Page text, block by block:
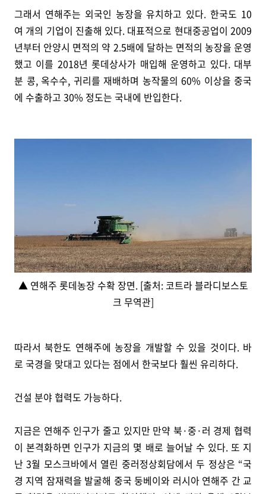
그래서 연해주는 외국인 농장을 유치하고 있다. 한국도 10
여 개의 기업이 진출해 있다. 대표적으로 현대중공업이 2009
년부터 안양시 면적의 약 2.5배에 달하는 면적의 농장을 운영
했고 이를 2018년 롯데상사가 매입해 운영하고 있다. 대부
분 콩, 옥수수, 귀리를 재배하며 농작물의 60% 이상을 중국
에 수출하고 30% 정도는 국내에 반입한다.
▲ 연해주 롯데농장 수확 장면. [출처: 코트라 블라디보스토
크 무역관]
따라서 북한도 연해주에 농장을 개발할 수 있을 것이다. 바
로 국경을 맞대고 있다는 점에서 한국보다 훨씬 유리하다.
건설 분야 협력도 가능하다.
지금은 연해주 인구가 줄고 있지만 만약 북·중·러 경제 협력
이 본격화하면 인구가 지금의 몇 배로 늘어날 수 있다. 또 지
난 3월 모스크바에서 열린 중러정상회담에서 두 정상은 “국
경 지역 잠재력을 발굴해 중국 둥베이와 러시아 연해주 간 교